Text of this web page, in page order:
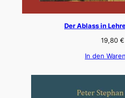
Der Ablass in
19,80 €
In den